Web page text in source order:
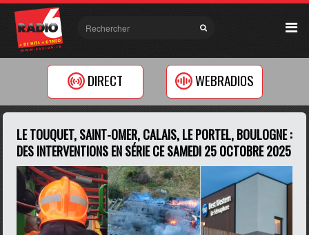
DIRECT WEBRADIOS
LE TOUQUET, SAINT-OMER, CALAIS, LE PORTEL, BOULOGNE :
DES INTERVENTIONS EN SÉRIE CE SAMEDI 25 OCTOBRE 2025